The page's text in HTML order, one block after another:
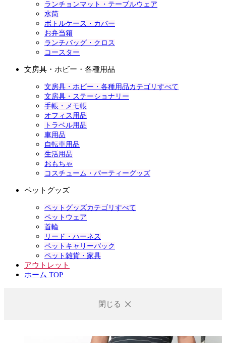
ランチョンマット・テーブルウェア
水筒
ボトルケース・カバー
お弁当箱
ランチバッグ・クロス
コースター
文房具・ホビー・各種用品
文房具・ホビー・各種用品カテゴリすべて
文房具・ステーショナリー
手帳・メモ帳
オフィス用品
トラベル用品
車用品
自転車用品
生活用品
おもちゃ
コスチューム・パーティーグッズ
ペットグッズ
ペットグッズカテゴリすべて
ペットウェア
首輪
リード・ハーネス
ペットキャリーバック
ペット雑貨・家具
アウトレット
ホーム TOP
閉じる